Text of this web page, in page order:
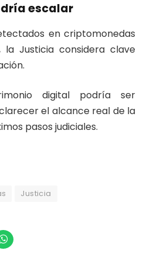
escalar
en criptomonedas
la Justicia considera clave
digital podría ser
el alcance real de la
pasos judiciales.
Justicia
WhatsApp